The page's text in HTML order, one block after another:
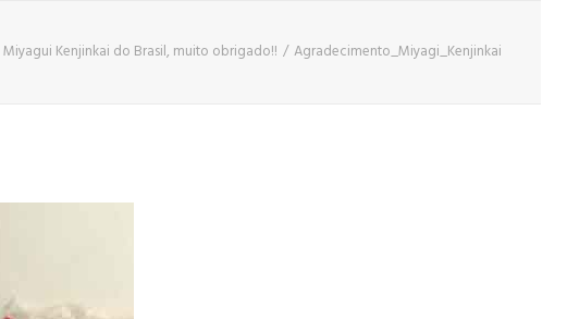
Kenjinkai do Brasil, muito obrigado!! Agradecimento_Miyagi_Kenjinkai